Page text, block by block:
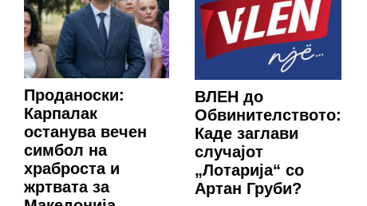
Проданоски:
Карпалак
останува вечен
симбол на
храброста и
жртвата за
ВЛЕН до
Обвинителството:
Каде заглави
случајот
„Лотарија“ со
Артан Груби?